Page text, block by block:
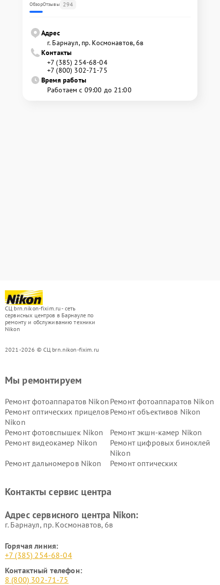
ОбзорОтзывы 294
Адрес
г. Барнаул, ​пр. Космонавтов, 6в
Контакты
+7 (385) 254-68-04
+7 (800) 302-71-75
Время работы
Работаем с 09:00 до 21:00
СЦ brn.nikon-fixim.ru - сеть
сервисных центров в Барнауле по
ремонту и обслуживанию техники
Nikon
2021-2026 © СЦ brn.nikon-fixim.ru
Мы ремонтируем
Ремонт фотоаппаратов Nikon Ремонт фотоаппаратов Nikon
Ремонт оптических прицелов
Nikon
Ремонт объективов Nikon
Ремонт фотовспышек Nikon
Ремонт экшн-камер Nikon
Ремонт видеокамер Nikon
Ремонт цифровых биноклей
Nikon
Ремонт дальномеров Nikon
Ремонт оптических
Контакты сервис центра
Адрес сервисного центра Nikon:
г. Барнаул, ​пр. Космонавтов, 6в
Горячая линия:
+7 (385) 254-68-04
Контактный телефон:
8 (800) 302-71-75